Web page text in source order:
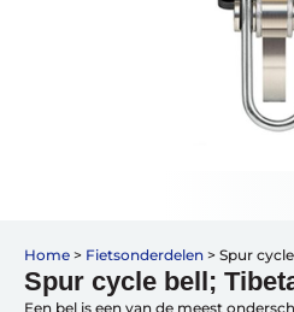
Vakantiefietsen
Home > Fietsonderdelen > Spur
Spur cycle bell;
Een bel is een van de meest